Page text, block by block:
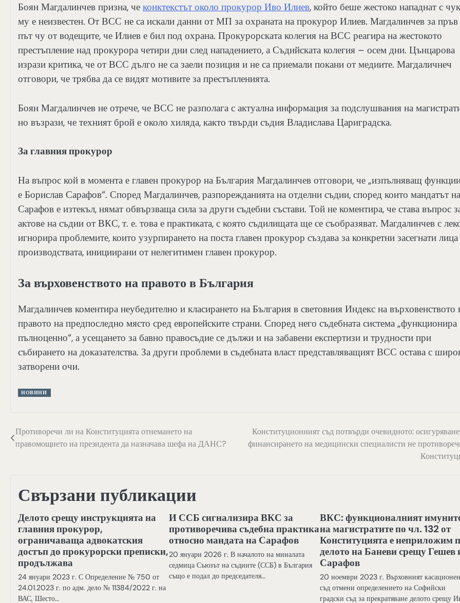
Боян Магдалинчев призна, че конктекстът около прокурор Иво Илиев, който беше жестоко нападнат с
му е неизвестен. От ВСС не са искали данни от МП за охраната на прокурор Илиев. Магдалинчев за пръв
път чу от водещите, че Илиев е бил под охрана. Прокурорската колегия на ВСС реагира на жестокото
престъпление над прокурора четири дни след нападението, а Съдийската колегия – осем дни. Цънцарова
изрази критика, че от ВСС дълго не са заели позиция и не са приемали покани от медиите. Магдаличнеч
отговори, че трябва да се видят мотивите за престъпленията.
Боян Магдалинчев не отрече, че ВСС не разполага с актуална информация за подслушвания на
но възрази, че техният брой е около хиляда, както твърди съдия Владислава Цариградска.
За главния прокурор
На въпрос кой в момента е главен прокурор на България Магдалинчев отговори, че „изпълняващ
е Борислав Сарафов“. Според Магдалинчев, разпорежданията на отделни съдии, според които мандатът на
Сарафов е изтекъл, нямат обвързваща сила за други съдебни състави. Той не коментира, че става въпрос
актове на съдии от ВКС, т. е. това е практиката, с която съдилищата ще се съобразяват. Магдалинчев с
игнорира проблемите, които узурпирането на поста главен прокурор създава за конкретни засегнати
производствата, инициирани от нелегитимен главен прокурор.
За върховенството на правото в България
Магдалинчев коментира неубедително и класирането на България в световния Индекс на върховенството
правото на предпоследно място сред европейските страни. Според него съдебната система „функционира
пълноценно“, а усещането за бавно правосъдие се дължи и на забавени експертизи и трудности при
събирането на доказателства. За други проблеми в съдебната власт представляващият ВСС остава с
затворени очи.
НОВИНИ
Навигация
Противоречи ли на Конституцията отнемането на
правомощието на президента да назначава шефа на ДАНС?
Конституционният съд потвърди очевидното:
финансирането на медицински специалисти не
Свързани публикации
Делото срещу инструкцията на
главния прокурор,
ограничаваща адвокатския
достъп до прокурорски преписки,
продължава
24 януари 2023 г. С Определение № 750 от
24.01.2023 г. по адм. дело № 11384/2022 г. на
ВАС, Шесто…
И ССБ сигнализира ВКС за
противоречива съдебна практика
относно мандата на Сарафов
20 януари 2026 г. В началото на миналата
седмица Съюзът на съдиите (ССБ) в България
също е подал до председателя…
ВКС: функционалният
на магистратите по чл. 132 от
Конституцията е неприложим
делото на Баневи срещу Гешев
Сарафов
20 ноември 2023 г. Върховният
съд отмени определението на Софийски
градски съд за прекратяване делото срещу